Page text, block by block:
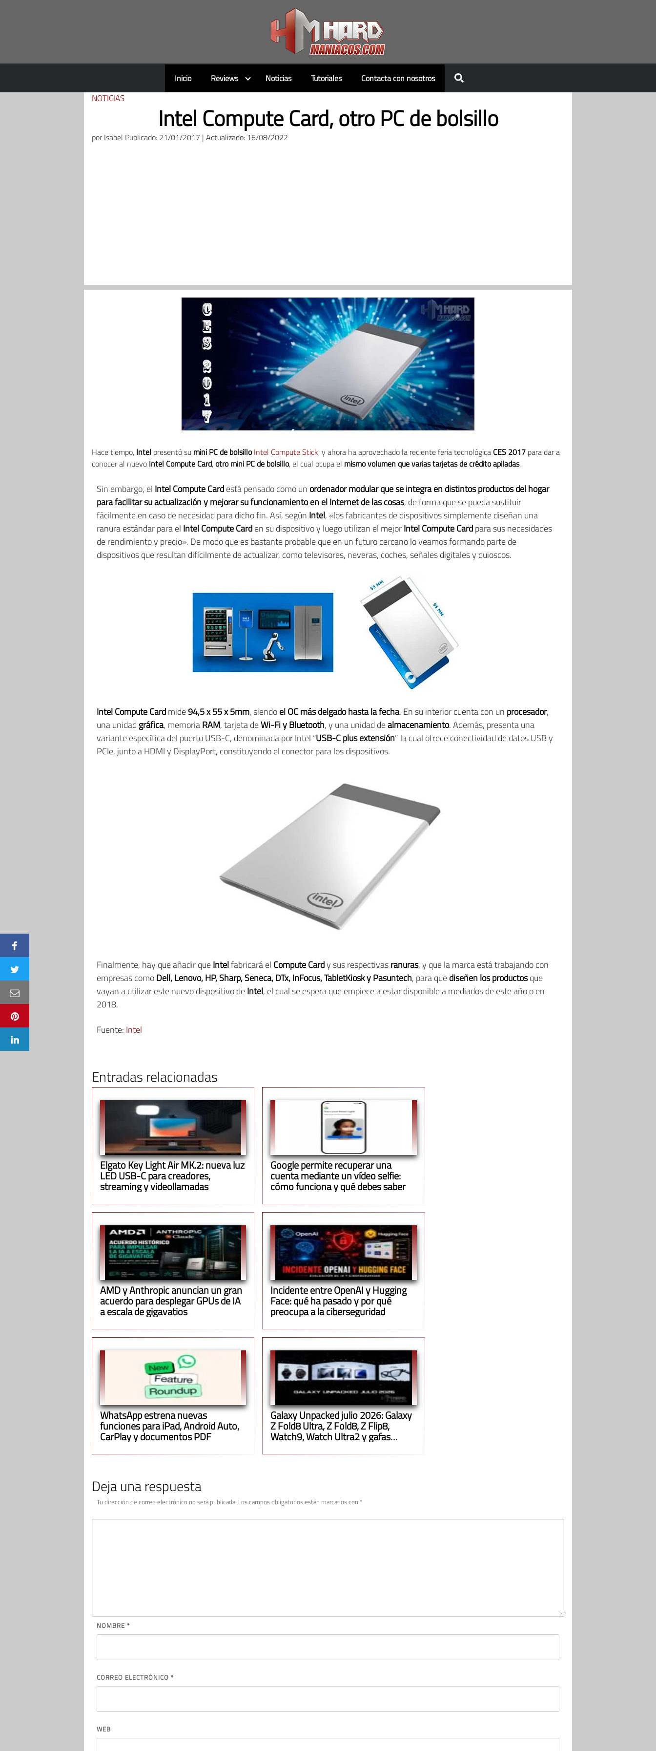
Inicio Reviews Noticias Tutoriales Contacta con nosotros
NOTICIAS
Intel Compute Card, otro PC de bolsillo
porIsabel Publicado: 21/01/2017 | Actualizado: 16/08/2022
Hace tiempo, Intel presentó su mini PC de bolsillo Intel Compute Stick, y ahora ha aprovechado la reciente feria tecnológica CES 2017 para dar a
conocer al nuevo Intel Compute Card,otro mini PC de bolsillo, el cual ocupa el mismo volumen que varias tarjetas de crédito apiladas.
Sin embargo, el Intel Compute Cardestá pensado como un ordenador modular que se integra en distintos productos del hogar
para facilitar su actualización y mejorar su funcionamiento en el Internet de las cosas, de forma que se pueda sustituir
fácilmente en caso de necesidad para dicho fin. Así, según Intel, «los fabricantes de dispositivos simplemente diseñan una
ranura estándar para el Intel Compute Carden su dispositivo y luego utilizan el mejorIntel Compute Cardpara sus necesidades
de rendimiento y precio». De modo que es bastante probable que en un futuro cercano lo veamos formando parte de
dispositivos que resultan difícilmente de actualizar, como televisores, neveras, coches, señales digitales y quioscos.
Intel Compute Cardmide94,5 x 55 x 5mm, siendoel OC más delgado hasta la fecha. En su interior cuenta con un procesador,
una unidad gráfica, memoriaRAM, tarjeta deWi-Fi y Bluetooth, y una unidad dealmacenamiento. Además, presenta una
variante específica del puerto USB-C, denominada por Intel “USB-C plus extensión” la cual ofrece conectividad de datos USB y
PCIe, junto a HDMI y DisplayPort, constituyendo el conector para los dispositivos.
Finalmente, hay que añadir queIntelfabricará el Compute Cardy sus respectivasranuras, y que la marca está trabajando con
empresas comoDell, Lenovo, HP, Sharp, Seneca, DTx, InFocus, TabletKiosk y Pasuntech, para quediseñen los productosque
vayan a utilizar este nuevo dispositivo deIntel, el cual se espera que empiece a estar disponible a mediados de este año o en
2018.
Fuente: Intel
Entradas relacionadas
Elgato Key Light Air MK.2: nueva luz
LED USB-C para creadores,
streaming y videollamadas
Google permite recuperar una
cuenta mediante un vídeo selfie:
cómo funciona y qué debes saber
AMD y Anthropic anuncian un gran
acuerdo para desplegar GPUs de IA
a escala de gigavatios
Incidente entre OpenAI y Hugging
Face: qué ha pasado y por qué
preocupa a la ciberseguridad
WhatsApp estrena nuevas
funciones para iPad, Android Auto,
CarPlay y documentos PDF
Galaxy Unpacked julio 2026: Galaxy
Z Fold8 Ultra, Z Fold8, Z Flip8,
Watch9, Watch Ultra2 y gafas
Deja una respuesta
Tu dirección de correo electrónico no será publicada. Los campos obligatorios están marcados con *
NOMBRE *
CORREO ELECTRÓNICO *
WEB